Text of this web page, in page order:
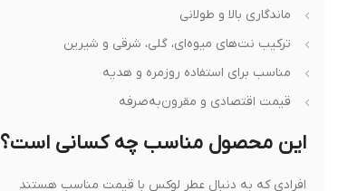
ماندگاری بالا و طولانی
ترکیب نت‌های میوه‌ای، گلی، شرقی و شیرین
مناسب برای استفاده روزمره و هدیه
قیمت اقتصادی و مقرون‌به‌صرفه
این محصول مناسب چه کسانی است؟
افرادی که به دنبال عطر لوکس با قیمت مناسب هستند